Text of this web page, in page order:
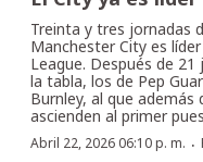
Treinta y tres jornadas
Manchester City es
League. Después de
la tabla, los de Pep
Burnley, al que además
ascienden al primer
Abril 22, 2026 06:10 p. m. ·